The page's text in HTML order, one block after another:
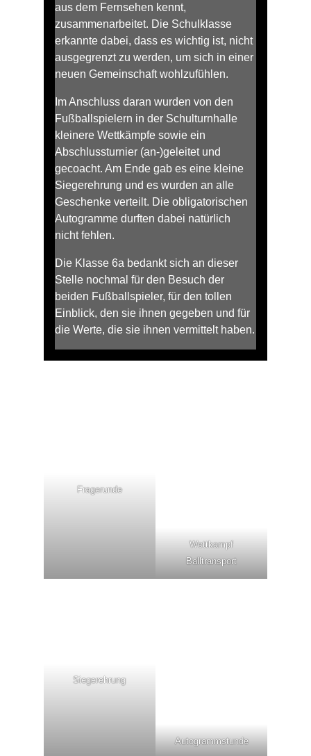
aus dem Fernsehen kennt,
zusammenarbeitet. Die Schulklasse
erkannte dabei, dass es wichtig ist, nicht
ausgegrenzt zu werden, um sich in einer
neuen Gemeinschaft wohlzufühlen.
Im Anschluss daran wurden von den
Fußballspielern in der Schulturnhalle
kleinere Wettkämpfe sowie ein
Abschlussturnier (an-)geleitet und
gecoacht. Am Ende gab es eine kleine
Siegerehrung und es wurden an alle
Geschenke verteilt. Die obligatorischen
Autogramme durften dabei natürlich
nicht fehlen.
Die Klasse 6a bedankt sich an dieser
Stelle nochmal für den Besuch der
beiden Fußballspieler, für den tollen
Einblick, den sie ihnen gegeben und für
die Werte, die sie ihnen vermittelt haben.
Fragerunde
Wettkampf
Balltransport
Siegerehrung
Autogrammstunde